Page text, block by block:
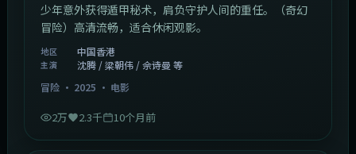
少年意外获得遁甲秘术，肩负守护人间的重任。（奇幻
冒险）高清流畅，适合休闲观影。
地区 中国香港
主演
沈腾 / 梁朝伟 / 佘诗曼 等
冒险· 2025 · 电影
2万 2.3千 10个月前